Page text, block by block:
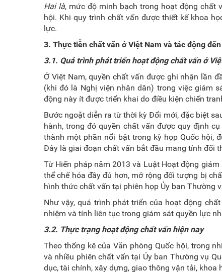
Hai là, mức độ minh bạch trong hoạt động chất
hội. Khi quy trình chất vấn được thiết kế khoa
lực.
3. Thực tiễn chất vấn ở Việt Nam và tác động
3.1. Quá trình phát triển hoạt động chất vấn ở
Ở Việt Nam, quyền chất vấn được ghi nhận lần
(khi đó là Nghị viện nhân dân) trong việc giám
động này ít được triển khai do điều kiện chiến
Bước ngoặt diễn ra từ thời kỳ Đổi mới, đặc biệt
hành, trong đó quyền chất vấn được quy định
thành một phần nổi bật trong kỳ họp Quốc hội,
Đây là giai đoạn chất vấn bắt đầu mang tính đối
Từ Hiến pháp năm 2013 và Luật Hoạt động
thể chế hóa đầy đủ hơn, mở rộng đối tượng bị
hình thức chất vấn tại phiên họp Ủy ban Thường
Như vậy, quá trình phát triển của hoạt động
nhiệm và tính liên tục trong giám sát quyền lực
3.2. Thực trạng hoạt động chất vấn hiện nay
Theo thống kê của Văn phòng Quốc hội, trong
và nhiều phiên chất vấn tại Ủy ban Thường vụ
dục, tài chính, xây dựng, giao thông vận tải, khoa